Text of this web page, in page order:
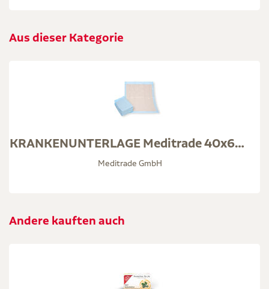
Aus dieser Kategorie
KRANKENUNTERLAGE Meditrade 40x60 cm 12lagig
Meditrade GmbH
Andere kauften auch